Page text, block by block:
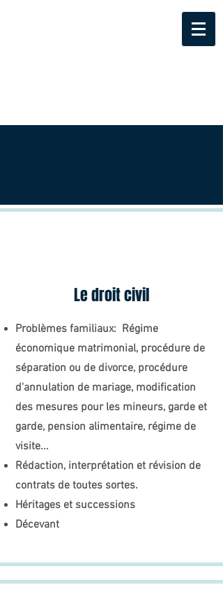
Le droit civil
Problèmes familiaux: Régime
économique matrimonial, procédure de
séparation ou de divorce, procédure
d'annulation de mariage, modification
des mesures pour les mineurs, garde et
garde, pension alimentaire, régime de
visite...
Rédaction, interprétation et révision de
contrats de toutes sortes.
Héritages et successions
Décevant